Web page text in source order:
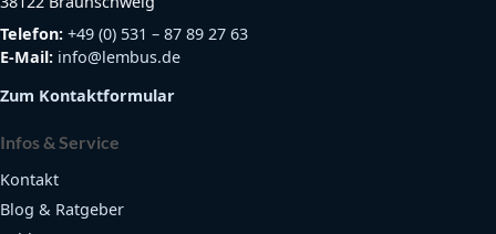
Telefon: +49 (0) 531 – 87 89 27 63
E-Mail: info@lembus.de
Zum Kontaktformular
Infos & Service
Kontakt
Blog & Ratgeber